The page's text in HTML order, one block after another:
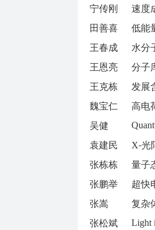
宁传刚
速度
田善喜
低能
王春成
水分
王恩亮
分子
王克栋
发展
魏宝仁
高电
吴健
袁建民 X-光
张栋栋
量子
张鹏举
超快
张嵩
复杂
张松斌
Light